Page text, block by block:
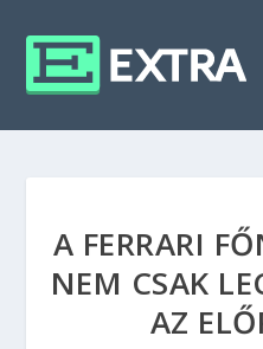
A FERRARI
NEM CSAK
AZ